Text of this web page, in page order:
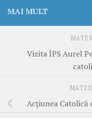
MAI MULT
Vizita ÎPS Aurel
Acțiunea Catolică